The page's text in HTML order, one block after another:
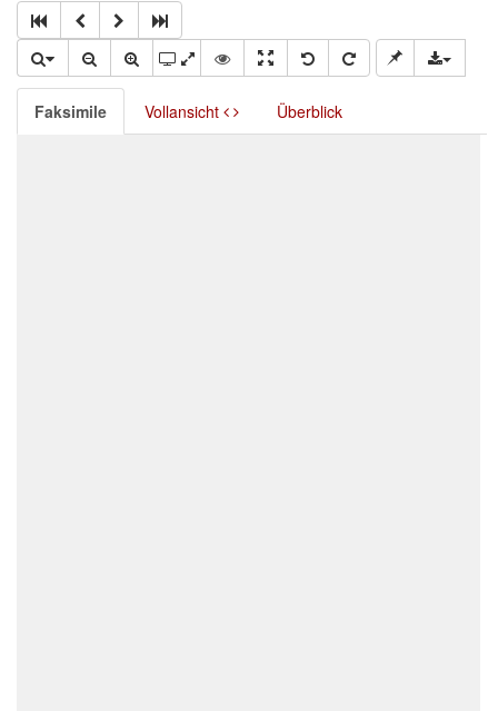
Faksimile Vollansicht Überblick